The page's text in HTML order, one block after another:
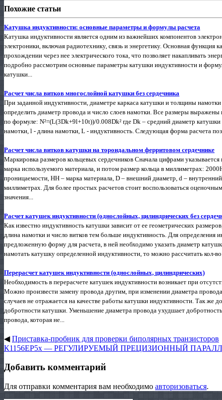
Похожие статьи
Катушка индуктивности: основные параметры и формулы расчета
Катушка индуктивности является одним из важнейших компонентов
электроники, включая радиотехнику, связь и энергетику. Основная функция
прохождении через нее электрического тока, что позволяет накапливать
подробно рассмотрим основные параметры катушки индуктивности и
катушки...
Расчет числа витков многослойной катушки без сердечника
При заданной индуктивности, диаметре каркаса катушки и толщины
определить диаметр провода и число слоев намотки. Все размеры выражены
по формуле: N²=(L(3Dk+9l+10t))/0.008Dk² где Dk – средний диаметр
намотки, l - длина намотки, L - индуктивность. Следующая форма расчета
Расчет числа витков катушки на тороидальном ферритовом сердечнике
Маркировка размеров кольцевых сердечников Сначала цифрами
марка используемого материала, и потом размер кольца в миллиметрах:
проницаемости, НН – марка материала, D – внешний диаметр, d –
миллиметрах. Для более простых расчетов стоит воспользоваться
значения...
Расчет катушек индуктивности (однослойных, цилиндрических без
Как известно индуктивность катушки зависит от ее геометрических
длина намотки и число витков тем больше индуктивность. Для определения
предложенную форму для расчета, в ней необходимо указать диаметр
намотать катушку определенной индуктивности, то можно рассчитать кол-
Перерасчет катушек индуктивности (однослойных, цилиндрических)
Необходимость в перерасчете катушек индуктивности возникает при
Можно произвести замену провода другим, при изменении диаметра
случаев не отражается на качестве работы катушки индуктивности. Так же
добротности катушки. Уменьшение диаметра провода ухудшает
провода, которая не...
◀Приставка-пробник для проверки биполярных транзисторов
К1156ЕР5х — РЕГУЛИРУЕМЫЙ ПРЕЦИЗИОННЫЙ
Добавить комментарий
Для отправки комментария вам необходимо авторизоваться.